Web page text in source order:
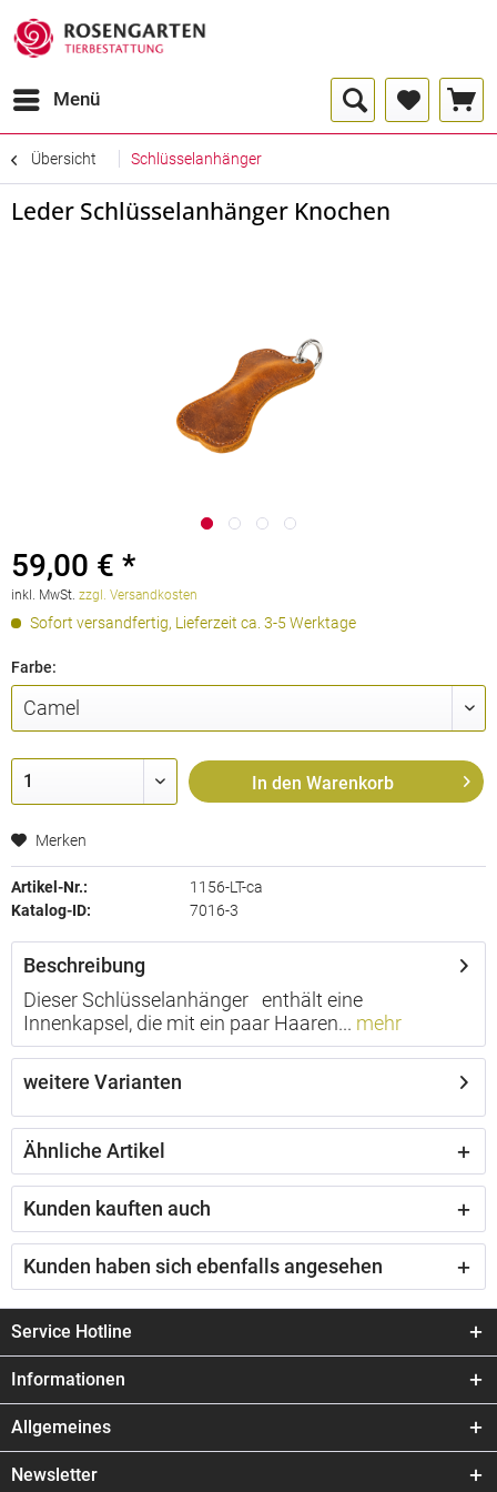
Menü
Übersicht Schlüsselanhänger
Leder Schlüsselanhänger Knochen
59,00 € *
inkl. MwSt. zzgl. Versandkosten
Sofort versandfertig, Lieferzeit ca. 3-5 Werktage
Farbe:
In den Warenkorb
Merken
Artikel-Nr.:
1156-LT-ca
Katalog-ID:
7016-3
Beschreibung
Dieser Schlüsselanhänger enthält eine
Innenkapsel, die mit ein paar Haaren... mehr
weitere Varianten
Ähnliche Artikel
Kunden kauften auch
Kunden haben sich ebenfalls angesehen
Service Hotline
Informationen
Allgemeines
Newsletter